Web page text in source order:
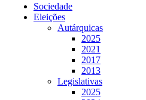
Sociedade
Eleições
Autárquicas
2025
2021
2017
2013
Legislativas
2025